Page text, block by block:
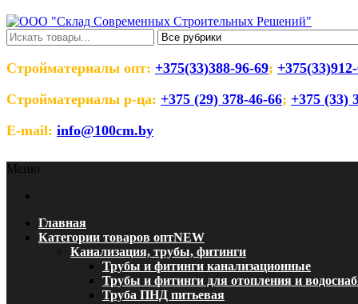
Перейти
к
содержимому
ООО "Склад Современных
Оптовый магазин строительных материалов
Стройматериалы опт: +375(33)388-96-69;
Стройматериалы р-ца: +375 (29) 378-46-66; +375 (33)
E-mail: info@100cm.by
Меню
Главная
Категории товаров оптNEW
Канализация, трубы, фитинги
Трубы и фитинги канализационные
Трубы и фитинги для отопления и
Труба ПНД питьевая